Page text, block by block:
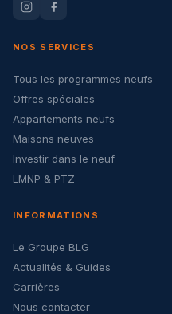
NOS SERVICES
Tous les programmes neufs
Offres spéciales
Appartements neufs
Maisons neuves
Investir dans le neuf
LMNP & PTZ
INFORMATIONS
Le Groupe BLG
Actualités & Guides
Carrières
Nous contacter